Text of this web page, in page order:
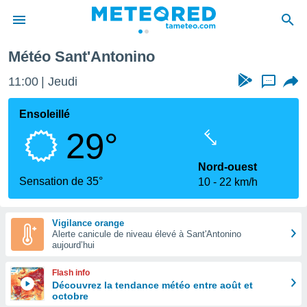
de
Météo Sant'Antonino
11:00 Jeudi ...
Ensoleillé
29°
Sensation de 35°
Nord-ouest
10
22 km/h
Vigilance orange
Alerte canicule de niveau élevé à Sant'Antonino
aujourd’hui
Flash info
Découvrez la tendance météo entre août et
octobre